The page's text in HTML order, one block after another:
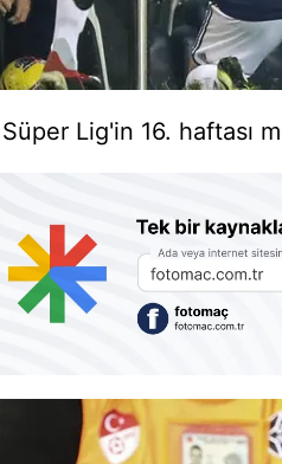
Süper Lig'in 16. haftası